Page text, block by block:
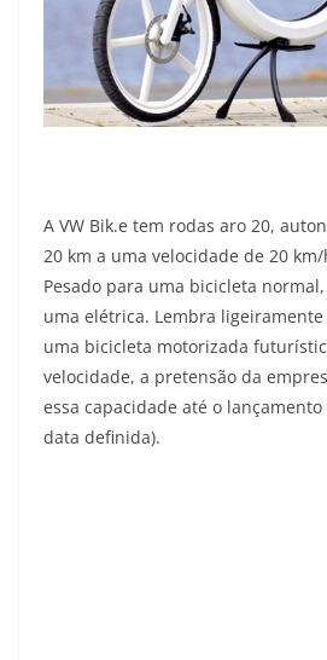
A VW Bik.e tem rodas aro 20,
20 km a uma velocidade de 20
Pesado para uma bicicleta
uma elétrica. Lembra
uma bicicleta motorizada
velocidade, a pretensão da
essa capacidade até o
data definida).